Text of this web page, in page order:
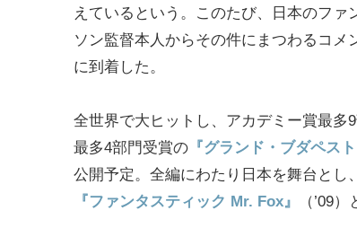
えているという。このたび、日本のファ
ソン監督本人からその件にまつわるコメ
に到着した。
全世界で大ヒットし、アカデミー賞最多9
最多4部門受賞の 『グランド・ブダペス
公開予定。全編にわたり日本を舞台とし
『ファンタスティック Mr. Fox』
（’09